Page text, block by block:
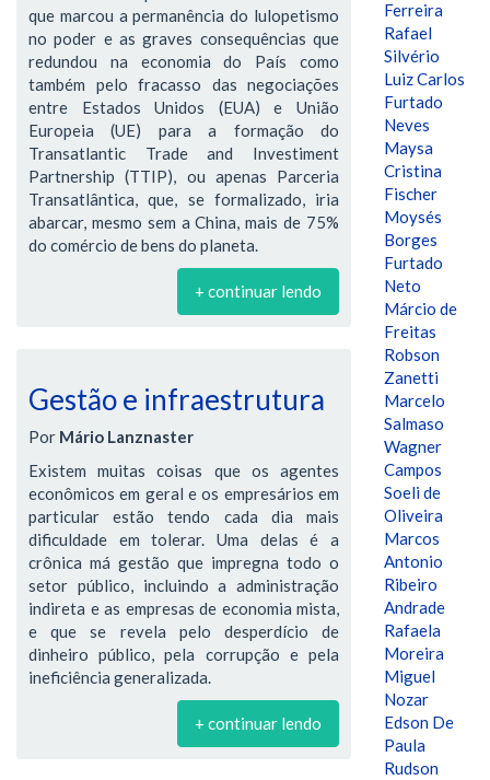
que marcou a permanência do lulopetismo
no poder e as graves consequências que
redundou na economia do País como
também pelo fracasso das negociações
entre Estados Unidos (EUA) e União
Europeia (UE) para a formação do
Transatlantic Trade and Investiment
Partnership (TTIP), ou apenas Parceria
Transatlântica, que, se formalizado, iria
abarcar, mesmo sem a China, mais de 75%
do comércio de bens do planeta.
+ continuar lendo
Gestão e infraestrutura
Por Mário Lanznaster
Existem muitas coisas que os agentes
econômicos em geral e os empresários em
particular estão tendo cada dia mais
dificuldade em tolerar. Uma delas é a
crônica má gestão que impregna todo o
setor público, incluindo a administração
indireta e as empresas de economia mista,
e que se revela pelo desperdício de
dinheiro público, pela corrupção e pela
ineficiência generalizada.
+ continuar lendo
Ferreira
Rafael
Silvério
Luiz Carlos
Furtado
Neves
Maysa
Cristina
Fischer
Moysés
Borges
Furtado
Neto
Márcio de
Freitas
Robson
Zanetti
Marcelo
Salmaso
Wagner
Campos
Soeli de
Oliveira
Marcos
Antonio
Ribeiro
Andrade
Rafaela
Moreira
Miguel
Nozar
Edson De
Paula
Rudson